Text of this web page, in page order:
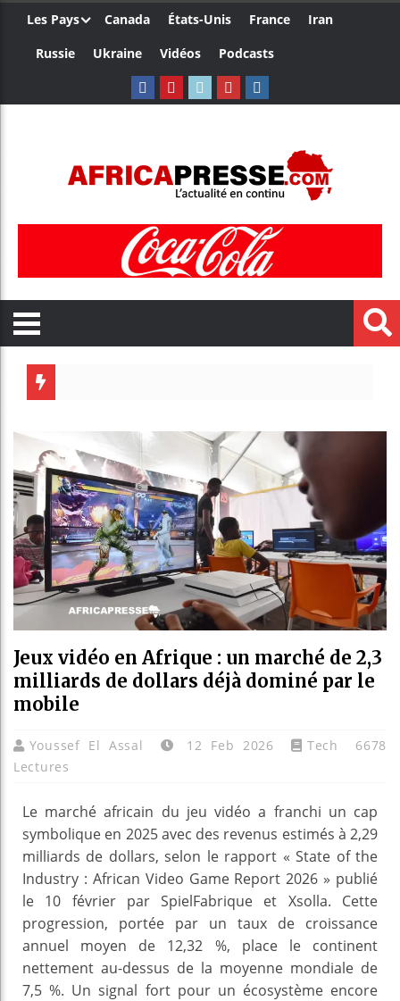
Les Pays Canada États-Unis France
Iran
Russie
Ukraine Vidéos Podcasts
Aliko
Jeux vidéo en Afrique : un marché de 2,3
milliards de dollars déjà dominé par le
mobile
Youssef El Assal 12 Feb 2026 Tech
6678
Lectures
Le marché africain du jeu vidéo a franchi un cap
symbolique en 2025 avec des revenus estimés à 2,29
milliards de dollars, selon le rapport « State of the
Industry : African Video Game Report 2026 » publié
le 10 février par SpielFabrique et Xsolla. Cette
progression, portée par un taux de croissance
annuel moyen de 12,32 %, place le continent
nettement au-dessus de la moyenne mondiale de
7,5 %. Un signal fort pour un écosystème encore